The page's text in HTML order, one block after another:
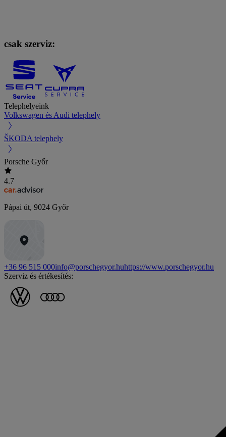
csak szerviz:
Telephelyeink
Volkswagen és Audi telephely
ŠKODA telephely
Porsche Győr
4.7
Pápai út, 9024 Győr
+36 96 515 000info@porschegyor.huhttps://www.porschegyor.hu
Szerviz és értékesítés: